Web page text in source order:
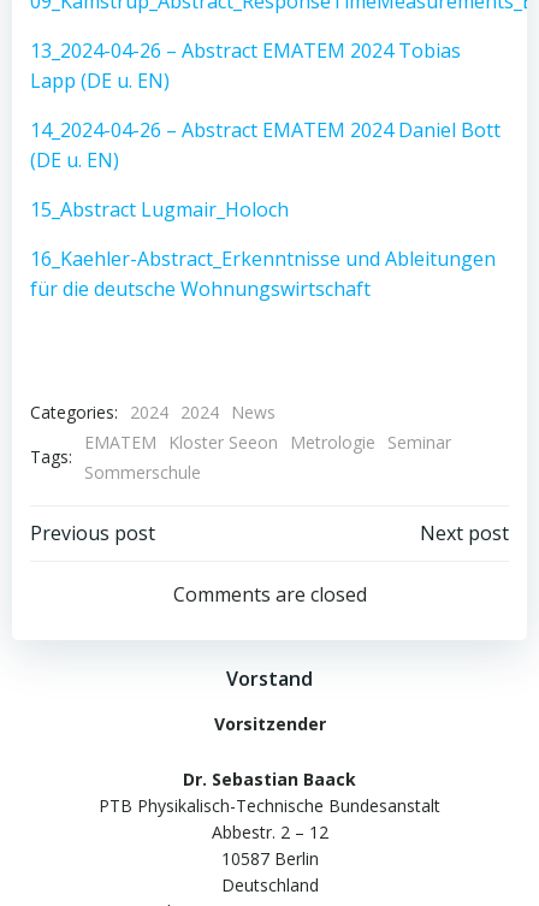
13_2024-04-26 – Abstract EMATEM 2024 Tobias
Lapp (DE u. EN)
14_2024-04-26 – Abstract EMATEM 2024 Daniel Bott
(DE u. EN)
15_Abstract Lugmair_Holoch
16_Kaehler-Abstract_Erkenntnisse und Ableitungen
für die deutsche Wohnungswirtschaft
Categories: 2024 2024
News
Tags:
EMATEM Kloster Seeon Metrologie
Seminar
Sommerschule
Post
navigation
Previous post
navigation
Next post
Comments are closed
Vorstand
Vorsitzender
Dr. Sebastian Baack
PTB Physikalisch-Technische Bundesanstalt
Abbestr. 2 – 12
10587 Berlin
Deutschland